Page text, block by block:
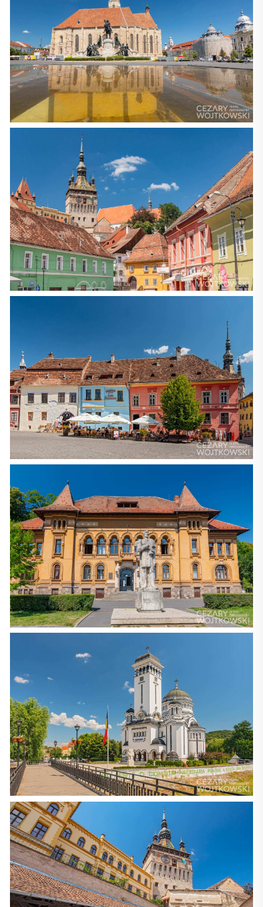
z Węgrami i Serbią na zachodzie, Bułgarią na południu
wzdłuż Dunaju oraz Ukrainą i Mołdawią na północy. Kraj
ma także dostęp do Morza Czarnego. Stolicą i największym
miastem Rumunii jest Bukareszt.
Od 14 grudnia 1955 członek ONZ, od 29 marca 2004 roku
Rumunia jest członkiem NATO, a od 1 stycznia 2007 Unii
Europejskiej. Po przyjęciu do UE Rumunia stała się siódmym
według liczby ludności krajem wspólnoty.